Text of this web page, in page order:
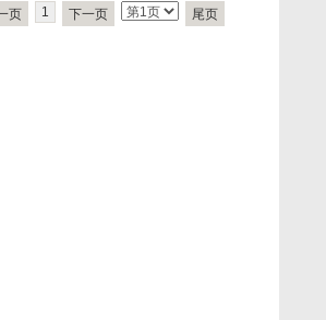
页 1 下一页 尾页